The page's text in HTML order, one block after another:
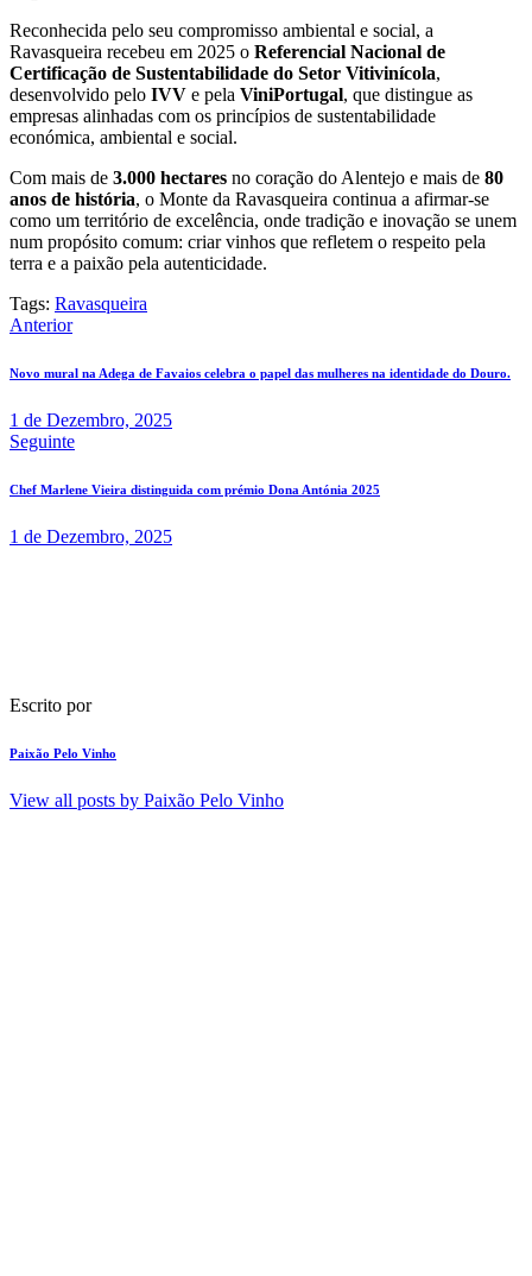
Reconhecida pelo seu compromisso ambiental e social, a
Ravasqueira recebeu em 2025 o Referencial Nacional de
Certificação de Sustentabilidade do Setor Vitivinícola,
desenvolvido pelo IVV e pela ViniPortugal, que distingue as
empresas alinhadas com os princípios de sustentabilidade
económica, ambiental e social.
Com mais de 3.000 hectares no coração do Alentejo e mais de 80
anos de história, o Monte da Ravasqueira continua a afirmar-se
como um território de excelência, onde tradição e inovação se unem
num propósito comum: criar vinhos que refletem o respeito pela
terra e a paixão pela autenticidade.
Tags: Ravasqueira
Navegação
de
Anterior
Novo mural na Adega de Favaios celebra o papel das mulheres na identidade do Douro.
1 de Dezembro, 2025
Seguinte
​Chef Marlene Vieira distinguida com prémio Dona Antónia 2025
1 de Dezembro, 2025
Escrito por
Paixão Pelo Vinho
View all posts by Paixão Pelo Vinho